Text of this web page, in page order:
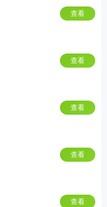
查看
查看
查看
查看
查看